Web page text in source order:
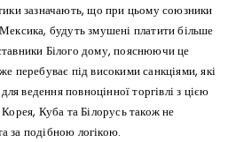
зазначають, що при цьому союзники
будуть змушені платити більше
Білого дому, пояснюючи це
перебуває під високими санкціями, які
ведення повноцінної торгівлі з цією
Куба та Білорусь також не
за подібною логікою.